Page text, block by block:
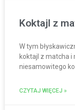
Koktajl z
W tym
koktajl z matcha i
niesamowitego
CZYTAJ WIĘCEJ »